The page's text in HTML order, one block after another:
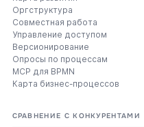
Оргструктура
Совместная работа
Управление доступом
Версионирование
Опросы по процессам
MCP для BPMN
Карта бизнес-процессов
СРАВНЕНИЕ С КОНКУРЕНТАМИ